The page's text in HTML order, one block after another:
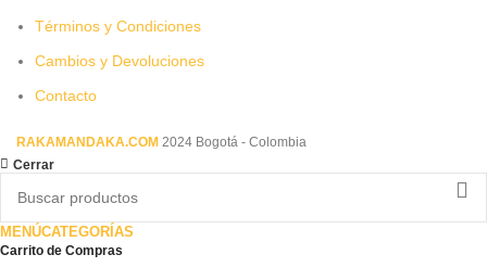
Términos y Condiciones
Cambios y Devoluciones
Contacto
RAKAMANDAKA.COM 2024 Bogotá - Colombia
Cerrar
MENÚCATEGORÍAS
Carrito de Compras